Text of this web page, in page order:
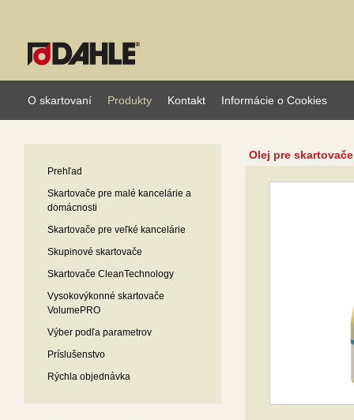
O skartovaní Produkty Kontakt Informácie o Cookies
Prehľad
Skartovače pre malé kancelárie a
domácnosti
Skartovače pre veľké kancelárie
Skupinové skartovače
Skartovače CleanTechnology
Vysokovýkonné skartovače
VolumePRO
Výber podľa parametrov
Príslušenstvo
Rýchla objednávka
Olej pre